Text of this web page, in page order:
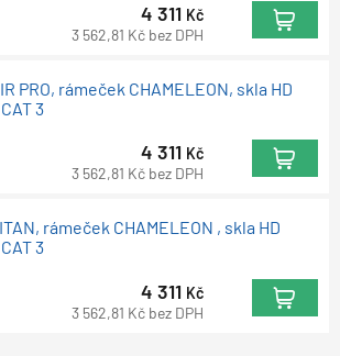
4 311 Kč
3 562,81 Kč bez DPH
PRO, rámeček CHAMELEON, skla HD
3
4 311 Kč
3 562,81 Kč bez DPH
rámeček CHAMELEON , skla HD
3
4 311 Kč
3 562,81 Kč bez DPH